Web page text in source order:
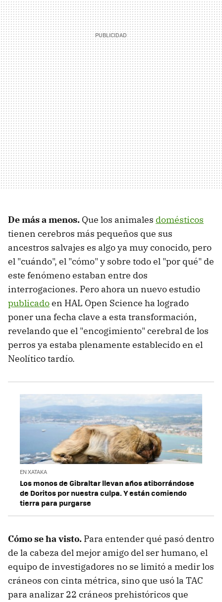
De más a menos. Que los animales domésticos
tienen cerebros más pequeños que sus
ancestros salvajes es algo ya muy conocido, pero
el "cuándo", el "cómo" y sobre todo el "por qué" de
este fenómeno estaban entre dos
interrogaciones. Pero ahora un nuevo estudio
publicadoen HAL Open Science ha logrado
poner una fecha clave a esta transformación,
revelando que el "encogimiento" cerebral de los
perros ya estaba plenamente establecido en el
Neolítico tardío.
EN XATAKA
Los monos de Gibraltar llevan años atiborrándose
de Doritos por nuestra culpa. Y están comiendo
tierra para purgarse
Cómo se ha visto. Para entender qué pasó dentro
de la cabeza del mejor amigo del ser humano, el
equipo de investigadores no se limitó a medir los
cráneos con cinta métrica, sino que usó la TAC
para analizar 22 cráneos prehistóricos que